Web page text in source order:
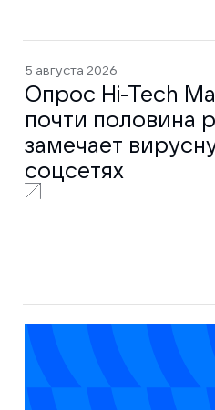
5 августа 2026
Опрос Hi-Tech
почти половина
замечает
соцсетях